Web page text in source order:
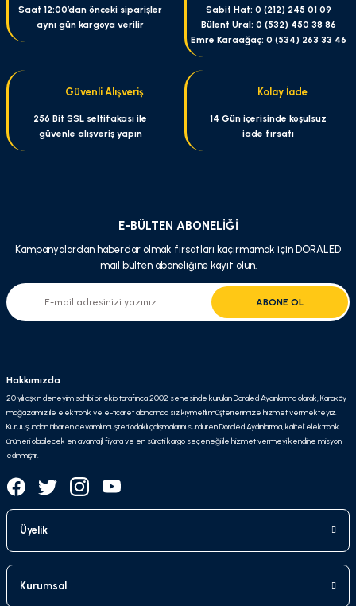
Ürün resmi kalitesiz, bozuk veya görüntülenemiyor.
Ürün açıklamasında eksik bilgiler bulunuyor.
Ürün fiyatı diğer sitelerden daha pahalı.
Bu ürüne benzer farklı alternatifler olmalı.
Saat 12:00’dan önceki siparişler
aynı gün kargoya verilir
Sabit Hat: 0 (212) 245 01 09
Bülent Ural: 0 (532) 450 38 86
Emre Karaağaç: 0 (534) 263 33 46
Güvenli Alışveriş
256 Bit SSL seltifakası ile
güvenle alışveriş yapın
Kolay İade
14 Gün içerisinde koşulsuz
iade fırsatı
E-BÜLTEN ABONELİĞİ
Kampanyalardan haberdar olmak fırsatları kaçırmamak için DORALED
mail bülten aboneliğine kayıt olun.
ABONE OL
Hakkımızda
20 yılı aşkın deneyim sahibi bir ekip tarafınca 2002 senesinde kurulan Doraled Aydınlatma olarak, Karaköy
mağazamız ile elektronik ve e-ticaret alanlarında siz kıymetli müşterilerimize hizmet vermekteyiz.
Kuruluşundan itibaren devamlı müşteri odaklı çalışmalarını sürdüren Doraled Aydınlatma, kaliteli elektronik
ürünleri olabilecek en avantajlı fiyata ve en süratli kargo seçeneği ile hizmet vermeyi kendine misyon
edinmiştir.
Üyelik
Kurumsal